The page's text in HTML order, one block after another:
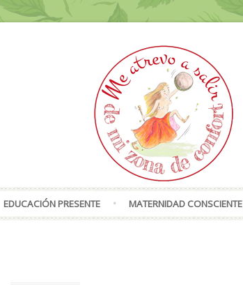
EDUCACIÓN PRESENTE MATERNIDAD CONSCIENTE